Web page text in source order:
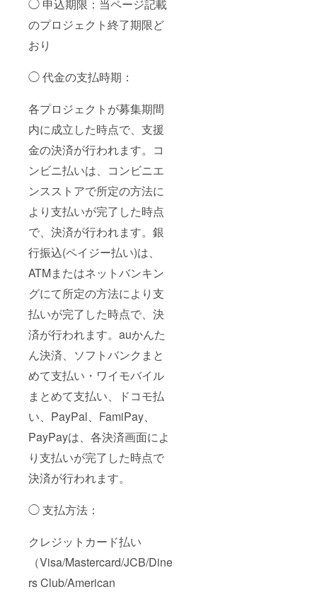
◯ 申込期限：当ページ記載
のプロジェクト終了期限ど
おり
◯ 代金の支払時期：
各プロジェクトが募集期間
内に成立した時点で、支援
金の決済が行われます。コ
ンビニ払いは、コンビニエ
ンスストアで所定の方法に
より支払いが完了した時点
で、決済が行われます。銀
行振込(ペイジー払い)は、
ATMまたはネットバンキン
グにて所定の方法により支
払いが完了した時点で、決
済が行われます。auかんた
ん決済、ソフトバンクまと
めて支払い・ワイモバイル
まとめて支払い、ドコモ払
い、PayPal、FamiPay、
PayPayは、各決済画面によ
り支払いが完了した時点で
決済が行われます。
◯ 支払方法：
クレジットカード払い
（Visa/Mastercard/JCB/Dine
rs Club/American